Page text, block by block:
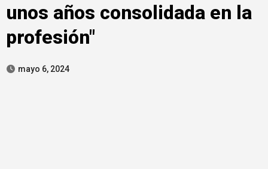
unos años consolidada en la
profesión"
mayo 6, 2024